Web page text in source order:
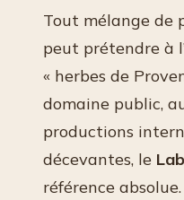
Tout mélange de
peut prétendre à
« herbes de
domaine public,
productions
décevantes, le
référence